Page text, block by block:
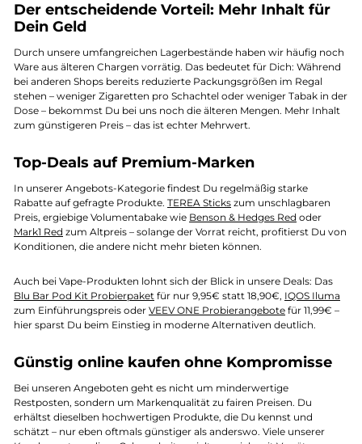
Der entscheidende Vorteil: Mehr Inhalt für
Dein Geld
Durch unsere umfangreichen Lagerbestände haben wir häufig noch
Ware aus älteren Chargen vorrätig. Das bedeutet für Dich: Während
bei anderen Shops bereits reduzierte Packungsgrößen im Regal
stehen – weniger Zigaretten pro Schachtel oder weniger Tabak in der
Dose – bekommst Du bei uns noch die älteren Mengen. Mehr Inhalt
zum günstigeren Preis – das ist echter Mehrwert.
Top-Deals auf Premium-Marken
In unserer Angebots-Kategorie findest Du regelmäßig starke
Rabatte auf gefragte Produkte. TEREA Sticks zum unschlagbaren
Preis, ergiebige Volumentabake wie Benson & Hedges Red oder
Mark1 Red zum Altpreis – solange der Vorrat reicht, profitierst Du von
Konditionen, die andere nicht mehr bieten können.
Auch bei Vape-Produkten lohnt sich der Blick in unsere Deals: Das
Blu Bar Pod Kit Probierpaket für nur 9,95€ statt 18,90€, IQOS Iluma
zum Einführungspreis oder VEEV ONE Probierangebote für 11,99€ –
hier sparst Du beim Einstieg in moderne Alternativen deutlich.
Günstig online kaufen ohne Kompromisse
Bei unseren Angeboten geht es nicht um minderwertige
Restposten, sondern um Markenqualität zu fairen Preisen. Du
erhältst dieselben hochwertigen Produkte, die Du kennst und
schätzt – nur eben oftmals günstiger als anderswo. Viele unserer